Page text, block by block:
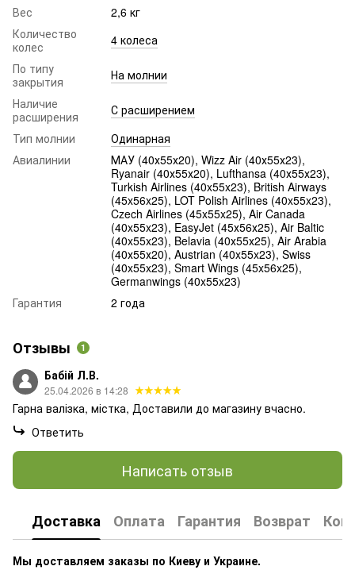
Вес
2,6 кг
Количество
колес
4 колеса
По типу
закрытия
На молнии
Наличие
расширения
С расширением
Тип молнии
Одинарная
Авиалинии
МАУ (40х55х20), Wizz Air (40х55х23),
Ryanair (40х55х20), Lufthansa (40х55х23),
Turkish Airlines (40x55x23), British Airways
(45x56x25), LOT Polish Airlines (40x55x23),
Czech Airlines (45x55x25), Air Canada
(40x55x23), EasyJet (45х56х25), Air Baltic
(40x55x23), Belavia (40х55х25), Air Arabia
(40х55х20), Austrian (40x55x23), Swiss
(40x55x23), Smart Wings (45x56x25),
Germanwings (40x55x23)
Гарантия
2 года
Отзывы 1
Бабій Л.В.
25.04.2026 в 14:28
Гарна валізка, містка, Доставили до магазину вчасно.
Ответить
Написать отзыв
Доставка Оплата Гарантия Возврат
Мы доставляем заказы по Киеву и Украине.